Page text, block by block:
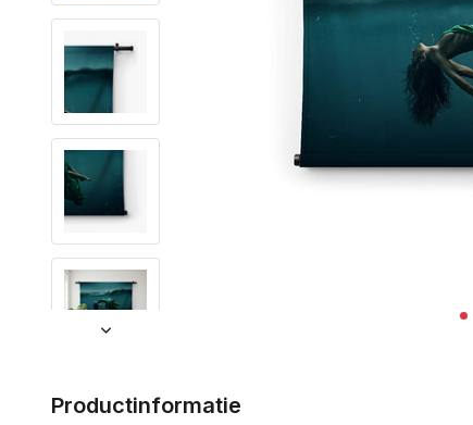
Productinformatie